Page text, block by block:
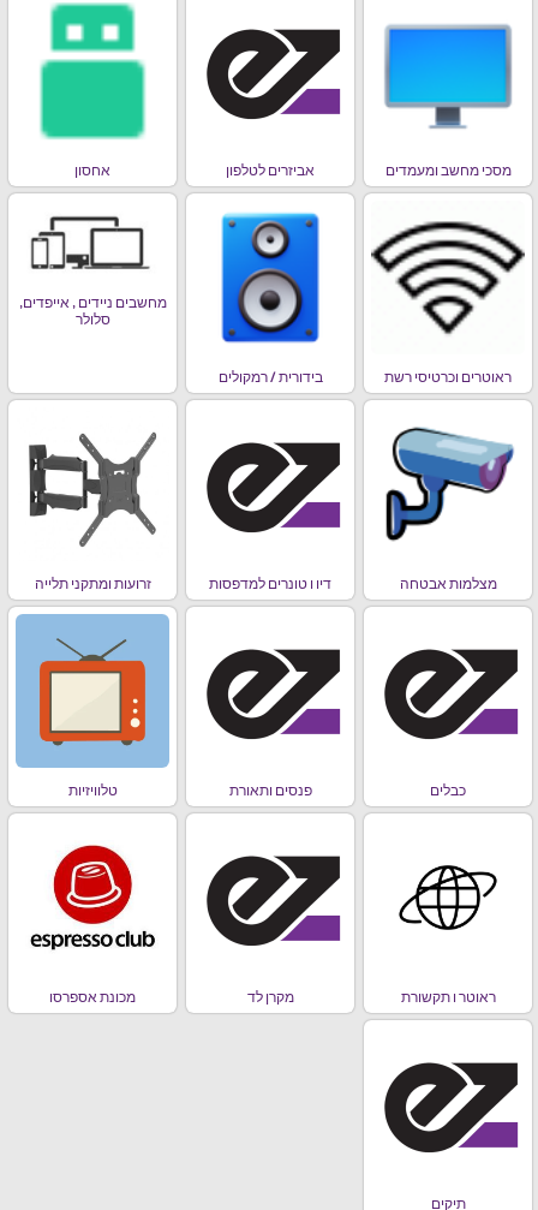
מסכי מחשב ומעמדים אביזרים לטלפון אחסון
ראוטרים וכרטיסי רשת בידורית / רמקולים
מחשבים ניידים , אייפדים,
סלולר
מצלמות אבטחה דיו ו טונרים למדפסות זרועות ומתקני תלייה
כבלים פנסים ותאורת טלוויזיות
ראוטר ו תקשורת מקרן לד מכונת אספרסו
תיקים